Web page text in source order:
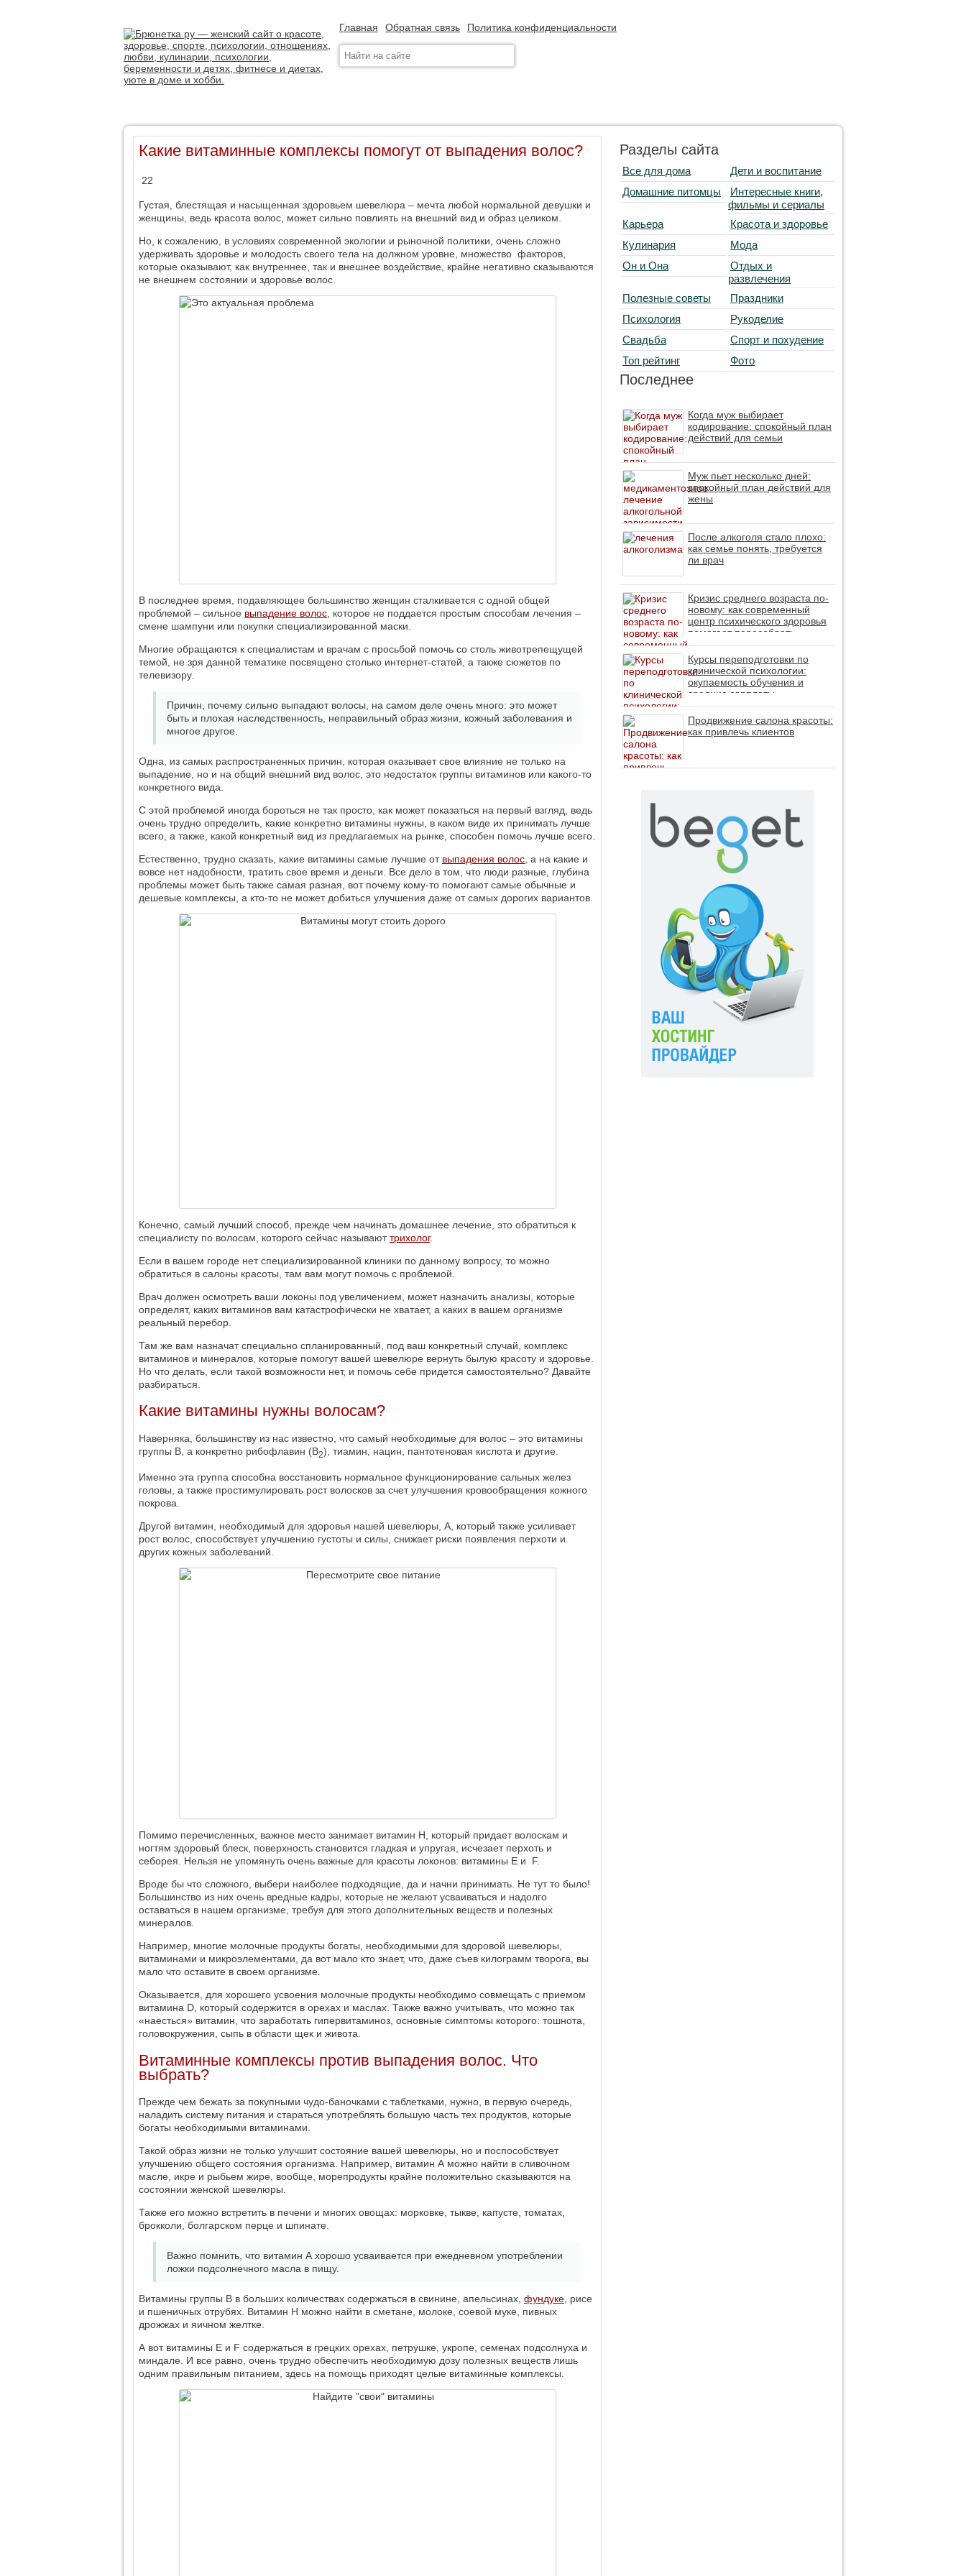
Главная Обратная связь Политика конфиденциальности
Какие витаминные комплексы помогут от выпадения волос?
22
Густая, блестящая и насыщенная здоровьем шевелюра – мечта любой нормальной девушки и
женщины, ведь красота волос, может сильно повлиять на внешний вид и образ целиком.
Но, к сожалению, в условиях современной экологии и рыночной политики, очень сложно
удерживать здоровье и молодость своего тела на должном уровне, множество факторов,
которые оказывают, как внутреннее, так и внешнее воздействие, крайне негативно сказываются
не внешнем состоянии и здоровье волос.
В последнее время, подавляющее большинство женщин сталкивается с одной общей
проблемой – сильное выпадение волос , которое не поддается простым способам лечения –
смене шампуни или покупки специализированной маски.
Многие обращаются к специалистам и врачам с просьбой помочь со столь животрепещущей
темой, не зря данной тематике посвящено столько интернет-статей, а также сюжетов по
телевизору.
Причин, почему сильно выпадают волосы, на самом деле очень много: это может
быть и плохая наследственность, неправильный образ жизни, кожный заболевания и
многое другое.
Одна, из самых распространенных причин, которая оказывает свое влияние не только на
выпадение, но и на общий внешний вид волос, это недостаток группы витаминов или какого-то
конкретного вида.
С этой проблемой иногда бороться не так просто, как может показаться на первый взгляд, ведь
очень трудно определить, какие конкретно витамины нужны, в каком виде их принимать лучше
всего, а также, какой конкретный вид из предлагаемых на рынке, способен помочь лучше всего.
Естественно, трудно сказать, какие витамины самые лучшие от выпадения волос , а на какие и
вовсе нет надобности, тратить свое время и деньги. Все дело в том, что люди разные, глубина
проблемы может быть также самая разная, вот почему кому-то помогают самые обычные и
дешевые комплексы, а кто-то не может добиться улучшения даже от самых дорогих вариантов.
Конечно, самый лучший способ, прежде чем начинать домашнее лечение, это обратиться к
специалисту по волосам, которого сейчас называюттрихолог.
Если в вашем городе нет специализированной клиники по данному вопросу, то можно
обратиться в салоны красоты, там вам могут помочь с проблемой.
Врач должен осмотреть ваши локоны под увеличением, может назначить анализы, которые
определят, каких витаминов вам катастрофически не хватает, а каких в вашем организме
реальный перебор.
Там же вам назначат специально спланированный, под ваш конкретный случай, комплекс
витаминов и минералов, которые помогут вашей шевелюре вернуть былую красоту и здоровье.
Но что делать, если такой возможности нет, и помочь себе придется самостоятельно? Давайте
разбираться.
Какие витамины нужны волосам?
Наверняка, большинству из нас известно, что самый необходимые для волос – это витамины
группы В, а конкретно рибофлавин (В2), тиамин, нацин, пантотеновая кислота и другие.
Именно эта группа способна восстановить нормальное функционирование сальных желез
головы, а также простимулировать рост волосков за счет улучшения кровообращения кожного
покрова.
Другой витамин, необходимый для здоровья нашей шевелюры, А, который также усиливает
рост волос, способствует улучшению густоты и силы, снижает риски появления перхоти и
других кожных заболеваний.
Помимо перечисленных, важное место занимает витамин Н, который придает волоскам и
ногтям здоровый блеск, поверхность становится гладкая и упругая, исчезает перхоть и
себорея. Нельзя не упомянуть очень важные для красоты локонов: витамины Е и F.
Вроде бы что сложного, выбери наиболее подходящие, да и начни принимать. Не тут то было!
Большинство из них очень вредные кадры, которые не желают усваиваться и надолго
оставаться в нашем организме, требуя для этого дополнительных веществ и полезных
минералов.
Например, многие молочные продукты богаты, необходимыми для здоровой шевелюры,
витаминами и микроэлементами, да вот мало кто знает, что, даже съев килограмм творога, вы
мало что оставите в своем организме.
Оказывается, для хорошего усвоения молочные продукты необходимо совмещать с приемом
витамина D, который содержится в орехах и маслах. Также важно учитывать, что можно так
«наесться» витамин, что заработать гипервитаминоз, основные симптомы которого: тошнота,
головокружения, сыпь в области щек и живота.
Витаминные комплексы против выпадения волос. Что
выбрать?
Прежде чем бежать за покупными чудо-баночками с таблетками, нужно, в первую очередь,
наладить систему питания и стараться употреблять большую часть тех продуктов, которые
богаты необходимыми витаминами.
Такой образ жизни не только улучшит состояние вашей шевелюры, но и поспособствует
улучшению общего состояния организма. Например, витамин А можно найти в сливочном
масле, икре и рыбьем жире, вообще, морепродукты крайне положительно сказываются на
состоянии женской шевелюры.
Также его можно встретить в печени и многих овощах: морковке, тыкве, капусте, томатах,
брокколи, болгарском перце и шпинате.
Важно помнить, что витамин А хорошо усваивается при ежедневном употреблении
ложки подсолнечного масла в пищу.
Витамины группы В в больших количествах содержаться в свинине, апельсинах, фундуке , рисе
и пшеничных отрубях. Витамин Н можно найти в сметане, молоке, соевой муке, пивных
дрожжах и яичном желтке.
А вот витамины Е и F содержаться в грецких орехах, петрушке, укропе, семенах подсолнуха и
миндале. И все равно, очень трудно обеспечить необходимую дозу полезных веществ лишь
одним правильным питанием, здесь на помощь приходят целые витаминные комплексы.
Разделы сайта
Все для дома
Дети и воспитание
Домашние питомцы
Интересные книги,
фильмы и сериалы
Карьера
Красота и здоровье
Кулинария
Мода
Он и Она
Отдых и
развлечения
Полезные советы
Праздники
Психология
Рукоделие
Свадьба
Спорт и похудение
Топ рейтинг
Фото
Последнее
Когда муж выбирает
кодирование: спокойный план
действий для семьи
Муж пьет несколько дней:
спокойный план действий для
жены
После алкоголя стало плохо:
как семье понять, требуется
ли врач
Кризис среднего возраста по-
новому: как современный
центр психического здоровья
помогает пересобрать
личность без таблеток (методы
ДПДГ и КПТ)
Курсы переподготовки по
клинической психологии:
окупаемость обучения и
средние зарплаты
специалистов в 2026 году
Продвижение салона красоты:
как привлечь клиентов